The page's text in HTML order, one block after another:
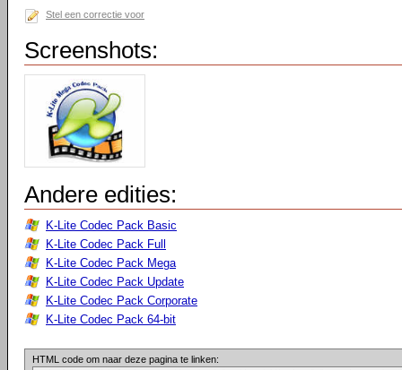
Stel een correctie voor
Screenshots:
Andere edities:
K-Lite Codec Pack Basic
K-Lite Codec Pack Full
K-Lite Codec Pack Mega
K-Lite Codec Pack Update
K-Lite Codec Pack Corporate
K-Lite Codec Pack 64-bit
HTML code om naar deze pagina te linken: